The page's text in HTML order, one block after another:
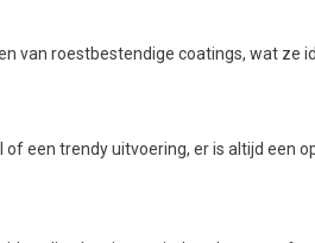
van roestbestendige coatings, wat ze
een trendy uitvoering, er is altijd een